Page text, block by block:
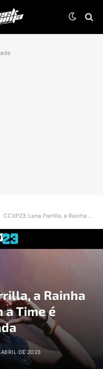
CCXP23: Lana Parrilla, a Rainha Má de Once Upon a Time é atração confirmada
a Rainha
a Time é
DE 2023